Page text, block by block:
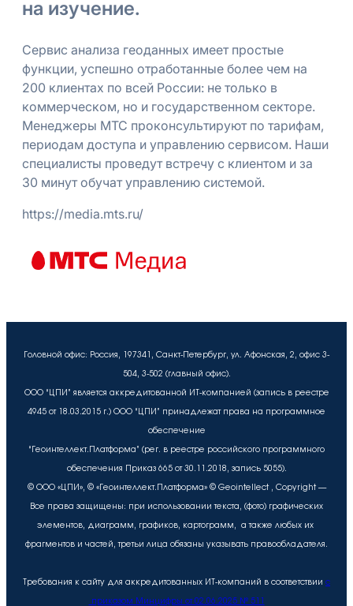
на изучение.
Сервис анализа геоданных имеет простые
функции, успешно отработанные более чем на
200 клиентах по всей России: не только в
коммерческом, но и государственном секторе.
Менеджеры МТС проконсультируют по тарифам,
периодам доступа и управлению сервисом. Наши
специалисты проведут встречу с клиентом и за
30 минут обучат управлению системой.
https://media.mts.ru/
Головной офис: Россия, 197341, Санкт-Петербург, ул. Афонская, 2, офис 3-
504, 3-502 (главный офис).
ООО “ЦПИ” является аккредитованной ИТ-компанией (запись в реестре
4945 от 18.03.2015 г.) ООО “ЦПИ” принадлежат права на программное
обеспечение
“Геоинтеллект.Платформа” (рег. в реестре российского программного
обеспечения Приказ 665 от 30.11.2018, запись 5055).
© ООО «ЦПИ», © «Геоинтеллект.Платформа» © Geointellect , Copyright —
Все права защищены: при использовании текста, (фото) графических
элементов, диаграмм, графиков, картограмм, а также любых их
фрагментов и частей, третьи лица обязаны указывать правообладателя.
Требования к сайту для аккредитованных ИТ-компаний в соответствии с
приказом Минцифры от 02.06.2025 № 511